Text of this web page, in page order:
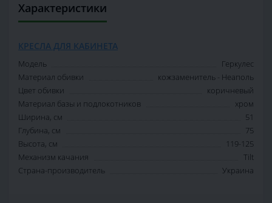
Характеристики
КРЕСЛА ДЛЯ КАБИНЕТА
Модель
Геркулес
Материал обивки
кожзаменитель - Неаполь
Цвет обивки
коричневый
Материал базы и подлокотников
хром
Ширина, см
51
Глубина, см
75
Высота, см
119-125
Механизм качания
Tilt
Страна-производитель
Украина